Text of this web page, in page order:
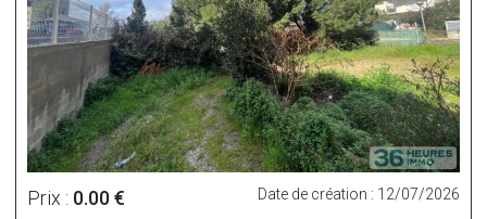
Prix : 0.00 € Date de création : 12/07/2026